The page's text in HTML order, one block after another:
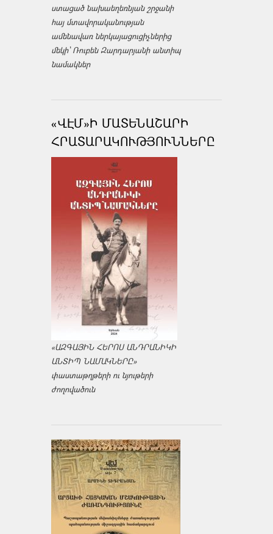
ստացած նախաեղեռնյան շրջանի
հայ մտավորականության
ամենավառ ներկայացուցիչներից
մեկի՝ Ռուբեն Զարդարյանի անտիպ
նամակներ
«ՎԷՄ»Ի ՄԱՏԵՆԱՇԱՐԻ
ՀՐԱՏԱՐԱԿՈՒԹՅՈՒՆՆԵՐԸ
«ԱԶԳԱՅԻՆ ՀԵՐՈՍ ԱՆԴՐԱՆԻԿԻ
ԱՆՏԻՊ ՆԱՄԱԿՆԵՐԸ»
փաստաթղթերի ու նյութերի
ժողովածուն